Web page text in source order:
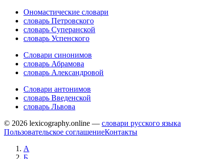
Ономастические словари
словарь Петровского
словарь Суперанской
словарь Успенского
Словари синонимов
словарь Абрамова
словарь Александровой
Словари антонимов
словарь Введенской
словарь Львова
© 2026 lexicography.online — словари русского языка
Пользовательское соглашениеКонтакты
А
Б